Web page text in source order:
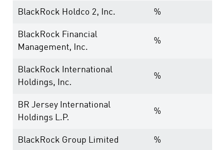
BlackRock Holdco 2, Inc. %
BlackRock Financial
Management, Inc.
%
BlackRock International
Holdings, Inc.
%
BR Jersey International
Holdings L.P.
%
BlackRock Group Limited %